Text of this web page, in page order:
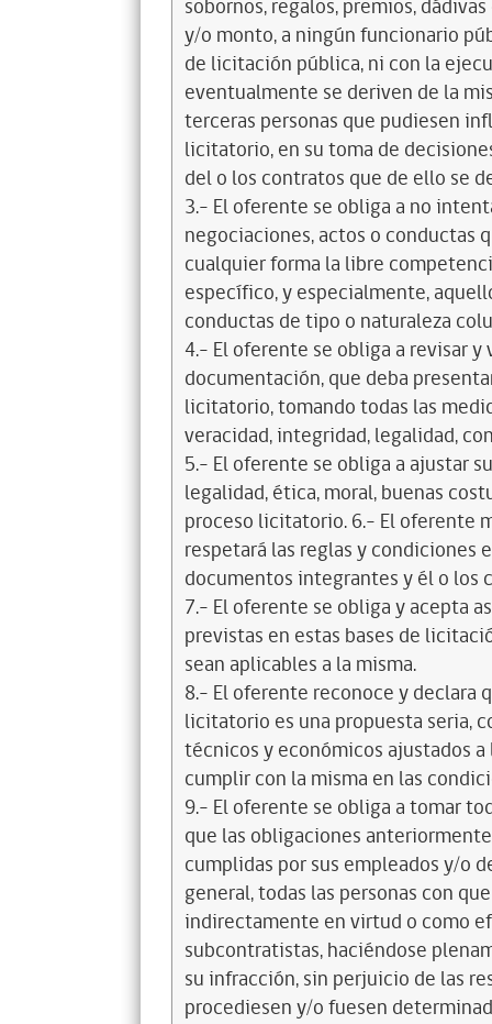
sobornos, regalos, premios,
y/o monto, a ningún funcionario
de licitación pública, ni con la
eventualmente se deriven de la
terceras personas que pudiesen
licitatorio, en su toma de
del o los contratos que de ello se
3.- El oferente se obliga a no
negociaciones, actos o conductas
cualquier forma la libre
específico, y especialmente,
conductas de tipo o naturaleza
4.- El oferente se obliga a revisar
documentación, que deba
licitatorio, tomando todas las
veracidad, integridad, legalidad,
5.- El oferente se obliga a ajustar
legalidad, ética, moral, buenas
proceso licitatorio. 6.- El oferente
respetará las reglas y condiciones
documentos integrantes y él o los
7.- El oferente se obliga y acepta
previstas en estas bases de
sean aplicables a la misma.
8.- El oferente reconoce y declara
licitatorio es una propuesta seria,
técnicos y económicos ajustados
cumplir con la misma en las
9.- El oferente se obliga a tomar
que las obligaciones
cumplidas por sus empleados y/o
general, todas las personas con
indirectamente en virtud o como
subcontratistas, haciéndose
su infracción, sin perjuicio de las
procediesen y/o fuesen